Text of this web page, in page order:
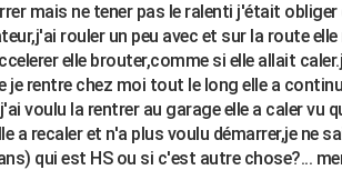
mais ne tener pas le ralenti j'était obliger
rouler un peu avec et sur la route
elle brouter,comme si elle allait
je rentre chez moi tout le long elle a
voulu la rentrer au garage elle a caler vu
a recaler et n'a plus voulu démarrer,je ne
qui est HS ou si c'est autre chose?...